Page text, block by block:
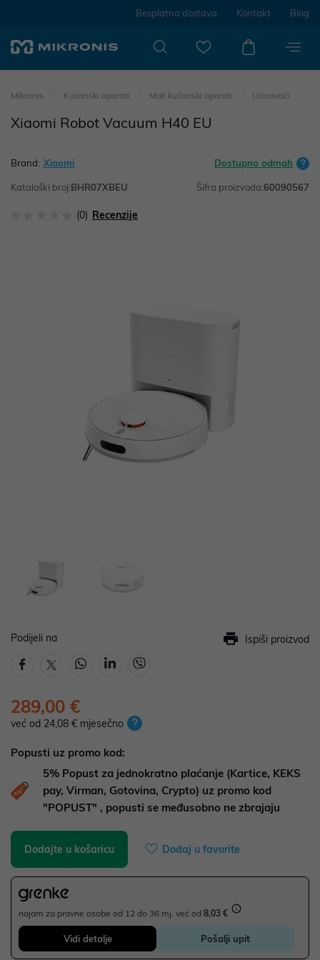
Besplatna dostava Kontakt Blog
Mikronis Kućanski aparati Mali kućanski aparati Usisavači
Xiaomi Robot Vacuum H40 EU
Brand: Xiaomi Dostupno odmah
Kataloški broj:BHR07XBEU Šifra proizvoda:60090567
(0) Recenzije
Podijeli na Ispiši proizvod
289,00 €
već od 24,08 € mjesečno
Popusti uz promo kod:
5% Popust za jednokratno plaćanje (Kartice, KEKS
pay, Virman, Gotovina, Crypto) uz promo kod
"POPUST" , popusti se međusobno ne zbrajaju
Dodajte u košaricu Dodaj u favorite
najam za pravne osobe od 12 do 36 mj. već od 8,03 €
Vidi detalje Pošalji upit